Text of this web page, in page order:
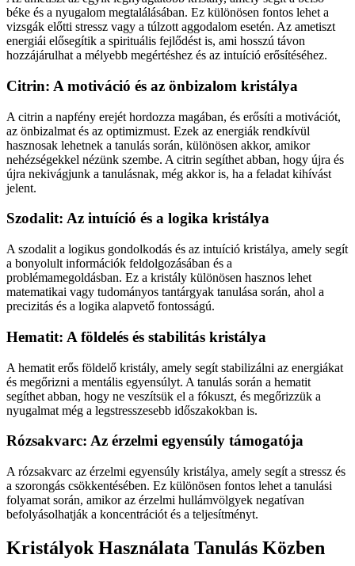
béke és a nyugalom megtalálásában. Ez különösen fontos lehet a
vizsgák előtti stressz vagy a túlzott aggodalom esetén. Az ametiszt
energiái elősegítik a spirituális fejlődést is, ami hosszú távon
hozzájárulhat a mélyebb megértéshez és az intuíció erősítéséhez.
Citrin: A motiváció és az önbizalom kristálya
A citrin a napfény erejét hordozza magában, és erősíti a motivációt,
az önbizalmat és az optimizmust. Ezek az energiák rendkívül
hasznosak lehetnek a tanulás során, különösen akkor, amikor
nehézségekkel nézünk szembe. A citrin segíthet abban, hogy újra és
újra nekivágjunk a tanulásnak, még akkor is, ha a feladat kihívást
jelent.
Szodalit: Az intuíció és a logika kristálya
A szodalit a logikus gondolkodás és az intuíció kristálya, amely segít
a bonyolult információk feldolgozásában és a
problémamegoldásban. Ez a kristály különösen hasznos lehet
matematikai vagy tudományos tantárgyak tanulása során, ahol a
precizitás és a logika alapvető fontosságú.
Hematit: A földelés és stabilitás kristálya
A hematit erős földelő kristály, amely segít stabilizálni az energiákat
és megőrizni a mentális egyensúlyt. A tanulás során a hematit
segíthet abban, hogy ne veszítsük el a fókuszt, és megőrizzük a
nyugalmat még a legstresszesebb időszakokban is.
Rózsakvarc: Az érzelmi egyensúly támogatója
A rózsakvarc az érzelmi egyensúly kristálya, amely segít a stressz és
a szorongás csökkentésében. Ez különösen fontos lehet a tanulási
folyamat során, amikor az érzelmi hullámvölgyek negatívan
befolyásolhatják a koncentrációt és a teljesítményt.
Kristályok Használata Tanulás Közben